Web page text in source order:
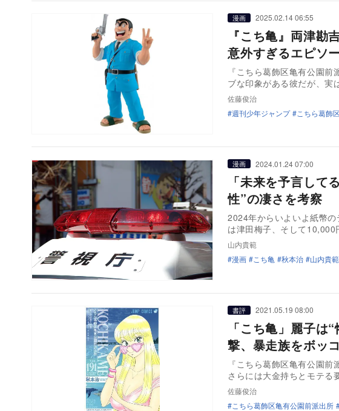
漫画 2025.02.14 06:55
『こち亀』両津勘
意外すぎるエピソ
『こちら葛飾区亀有公園
ブな印象がある彼だが、
佐藤俊治
週刊少年ジャンプ
こちら葛飾
漫画 2024.01.24 07:00
「未来を予言して
性”の凄さを考察
2024年からいよいよ紙幣
は津田梅子、そして
山内貴範
漫画
こち亀 秋本治 山内貴範
書評 2021.05.19 08:00
「こち亀」麗子
撃、暴走族をボッ
『こちら葛飾区亀有公園
さらには大金持ちとモテ
佐藤俊治
こちら葛飾区亀有公園前派出所